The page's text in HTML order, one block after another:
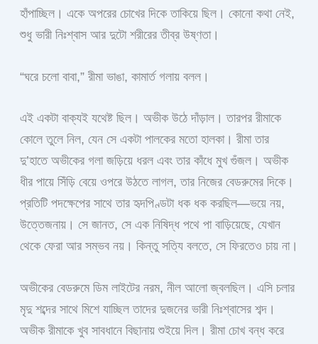
হাঁপাচ্ছিল। একে অপরের চোখের দিকে তাকিয়ে ছিল। কোনো কথা নেই,
শুধু ভারী নিঃশ্বাস আর দুটো শরীরের তীব্র উষ্ণতা।
“ঘরে চলো বাবা,” রীমা ভাঙা, কামার্ত গলায় বলল।
এই একটা বাক্যই যথেষ্ট ছিল। অভীক উঠে দাঁড়াল। তারপর রীমাকে
কোলে তুলে নিল, যেন সে একটা পালকের মতো হালকা। রীমা তার
দু’হাতে অভীকের গলা জড়িয়ে ধরল এবং তার কাঁধে মুখ গুঁজল। অভীক
ধীর পায়ে সিঁড়ি বেয়ে ওপরে উঠতে লাগল, তার নিজের বেডরুমের দিকে।
প্রতিটি পদক্ষেপের সাথে তার হৃদপিণ্ডটা ধক ধক করছিল—ভয়ে নয়,
উত্তেজনায়। সে জানত, সে এক নিষিদ্ধ পথে পা বাড়িয়েছে, যেখান
থেকে ফেরা আর সম্ভব নয়। কিন্তু সত্যি বলতে, সে ফিরতেও চায় না।
অভীকের বেডরুমে ডিম লাইটের নরম, নীল আলো জ্বলছিল। এসি চলার
মৃদু শব্দের সাথে মিশে যাচ্ছিল তাদের দুজনের ভারী নিঃশ্বাসের শব্দ।
অভীক রীমাকে খুব সাবধানে বিছানায় শুইয়ে দিল। রীমা চোখ বন্ধ করে